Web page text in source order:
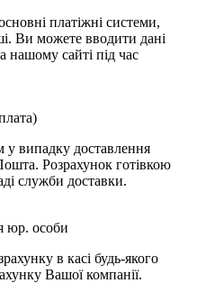
платіжні системи,
Ви можете вводити дані
нашому сайті під час
випадку доставлення
Розрахунок готівкою
служби доставки.
юр. особи
в касі будь-якого
Вашої компанії.